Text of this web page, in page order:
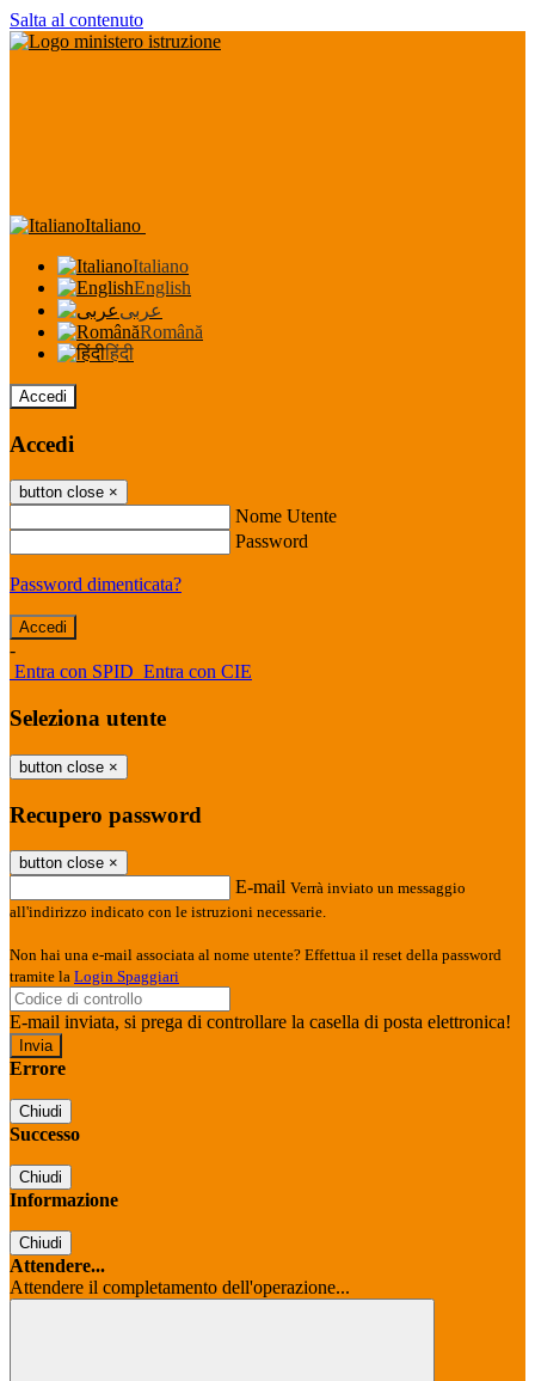
Salta al contenuto
Italiano
Italiano
English
عربى
Română
हिंदी
Accedi
Accedi
button close ×
Nome Utente
Password
Password dimenticata?
-
Entra con SPID Entra con CIE
Seleziona utente
button close ×
Recupero password
button close ×
E-mail Verrà inviato un messaggio
all'indirizzo indicato con le istruzioni necessarie.
Non hai una e-mail associata al nome utente? Effettua il reset della password
tramite la Login Spaggiari
E-mail inviata, si prega di controllare la casella di posta elettronica!
Errore
Chiudi
Successo
Chiudi
Informazione
Chiudi
Attendere...
Attendere il completamento dell'operazione...